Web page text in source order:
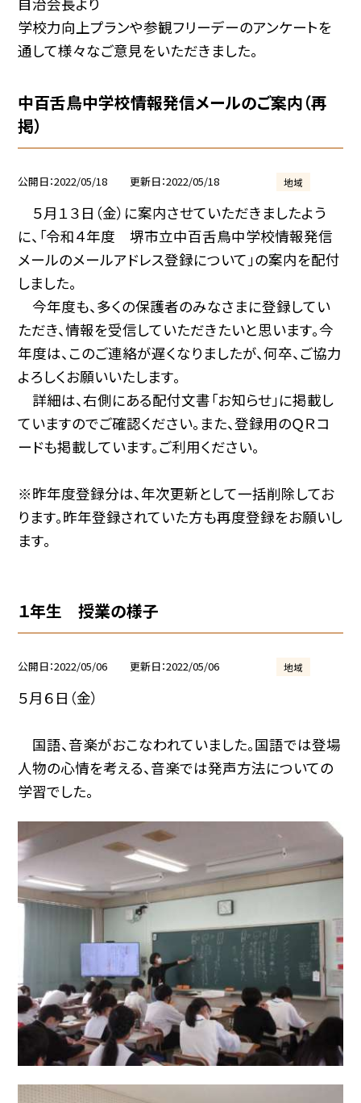
学校力向上プランや参観フリーデーのアンケートを
通して様々なご意見をいただきました。
中百舌鳥中学校情報発信メールのご案内（再
掲）
公開日 2022/05/18 更新日 2022/05/18 地域
５月１３日（金）に案内させていただきましたよう
に、「令和４年度 堺市立中百舌鳥中学校情報発信
メールのメールアドレス登録について」の案内を配付
しました。
今年度も、多くの保護者のみなさまに登録してい
ただき、情報を受信していただきたいと思います。今
年度は、このご連絡が遅くなりましたが、何卒、ご協力
よろしくお願いいたします。
詳細は、右側にある配付文書「お知らせ」に掲載し
ていますのでご確認ください。また、登録用のＱＲコ
ードも掲載しています。ご利用ください。
※昨年度登録分は、年次更新として一括削除してお
ります。昨年登録されていた方も再度登録をお願いし
ます。
１年生 授業の様子
公開日 2022/05/06 更新日 2022/05/06 地域
５月６日（金）
国語、音楽がおこなわれていました。国語では登場
人物の心情を考える、音楽では発声方法についての
学習でした。